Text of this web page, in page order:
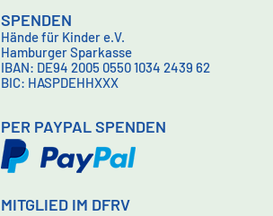
SPENDEN
Hände für Kinder e.V.
Hamburger Sparkasse
IBAN: DE94 2005 0550 1034 2439 62
BIC: HASPDEHHXXX
PER PAYPAL SPENDEN
MITGLIED IM DFRV